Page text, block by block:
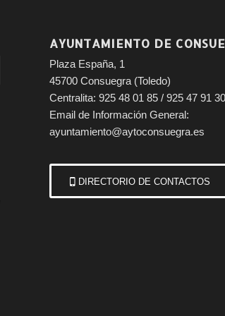
AYUNTAMIENTO DE
Plaza España, 1
45700 Consuegra (Toledo)
Centralita: 925 48 01 85 / 925 47 91 30
Email de Información General:
ayuntamiento@aytoconsuegra.es
DIRECTORIO DE CONTACTOS